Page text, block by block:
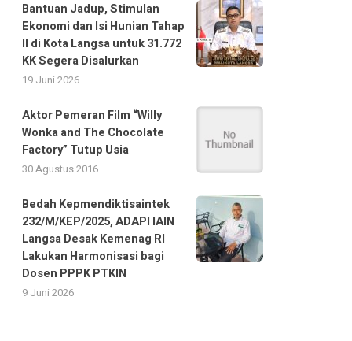
Bantuan Jadup, Stimulan
Ekonomi dan Isi Hunian Tahap
II di Kota Langsa untuk 31.772
KK Segera Disalurkan
19 Juni 2026
Aktor Pemeran Film “Willy
Wonka and The Chocolate
Factory” Tutup Usia
30 Agustus 2016
Bedah Kepmendiktisaintek
232/M/KEP/2025, ADAPI IAIN
Langsa Desak Kemenag RI
Lakukan Harmonisasi bagi
Dosen PPPK PTKIN
9 Juni 2026